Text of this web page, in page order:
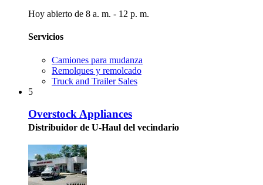
Hoy abierto de 8 a. m. - 12 p. m.
Servicios
Camiones para mudanza
Remolques y remolcado
Truck and Trailer Sales
5
Overstock Appliances
Distribuidor de U-Haul del vecindario